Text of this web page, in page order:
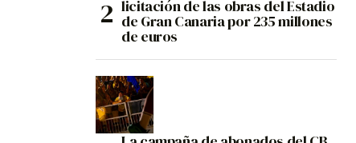
licitación de las obras del Estadio
de Gran Canaria por 235 millones
de euros